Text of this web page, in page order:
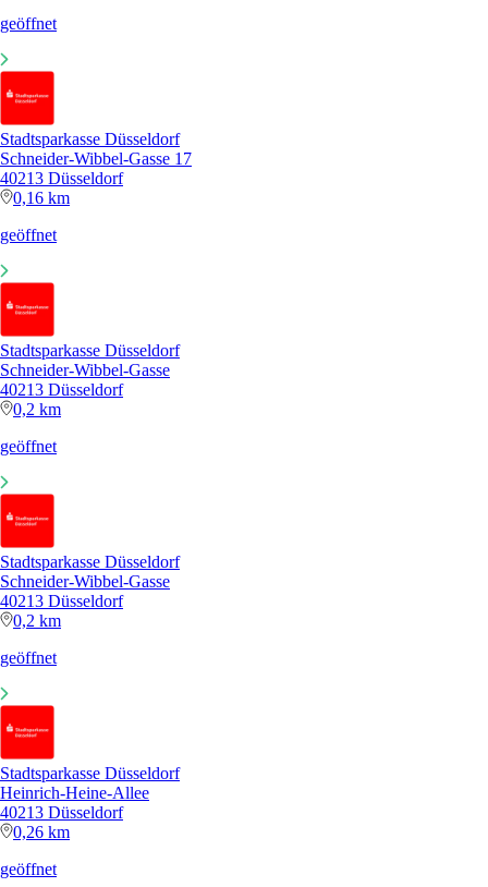
geöffnet
Stadtsparkasse Düsseldorf
Schneider-Wibbel-Gasse 17
40213 Düsseldorf
0,16 km
geöffnet
Stadtsparkasse Düsseldorf
Schneider-Wibbel-Gasse
40213 Düsseldorf
0,2 km
geöffnet
Stadtsparkasse Düsseldorf
Schneider-Wibbel-Gasse
40213 Düsseldorf
0,2 km
geöffnet
Stadtsparkasse Düsseldorf
Heinrich-Heine-Allee
40213 Düsseldorf
0,26 km
geöffnet